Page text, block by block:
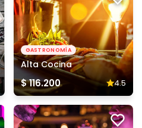
GASTRONOMÍA
Alta Cocina
$ 116.200 4.5